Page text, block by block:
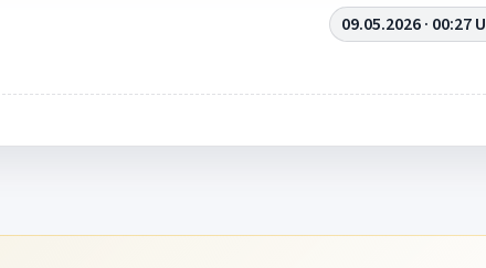
09.05.2026 · 00:27